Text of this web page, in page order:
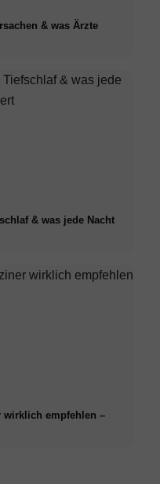
& was Ärzte
& was jede Nacht
wirklich empfehlen –